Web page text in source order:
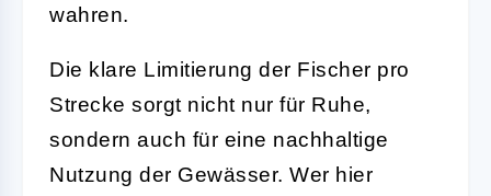
wahren.
Die klare Limitierung der Fischer pro
Strecke sorgt nicht nur für Ruhe,
sondern auch für eine nachhaltige
Nutzung der Gewässer. Wer hier